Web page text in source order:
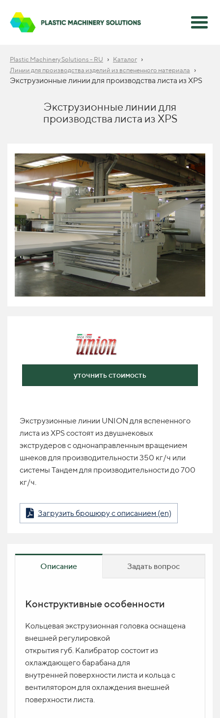
Plastic Machinery Solutions - RU › Каталог ›
Линии для производства изделий из вспененного материала
›
Экструзионные линии для производства листа из XPS
Экструзионные линии для
производства листа из XPS
уточнить стоимость
Экструзионные линии UNION для вспененного
листа из XPS состоят из двушнековых
экструдеров с однонаправленным вращением
шнеков для производительности 350 кг/ч или
системы Тандем для производительности до 700
кг/ч.
Загрузить брошюру с описанием (en)
Описание Задать вопрос
Конструктивные особенности
Кольцевая экструзионная головка оснащена
внешней регулировкой
открытия губ. Калибратор состоит из
охлаждающего барабана для
внутренней поверхности листа и кольца с
вентилятором для охлаждения внешней
поверхности листа.
Вопрос по продукту
КОНТАКТ *